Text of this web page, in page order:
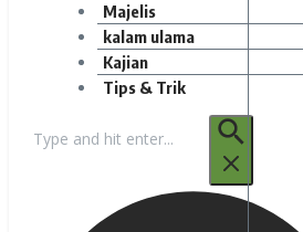
Majelis
kalam ulama
Kajian
Tips & Trik
untuk: